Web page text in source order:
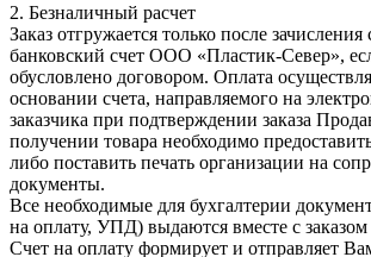
2. Безналичный расчет
Заказ отгружается только после зачисления
банковский счет ООО «Пластик-Север»,
обусловлено договором. Оплата
основании счета, направляемого на
заказчика при подтверждении заказа
получении товара необходимо
либо поставить печать организации на
документы.
Все необходимые для бухгалтерии
на оплату, УПД) выдаются вместе с
Счет на оплату формирует и отправляет